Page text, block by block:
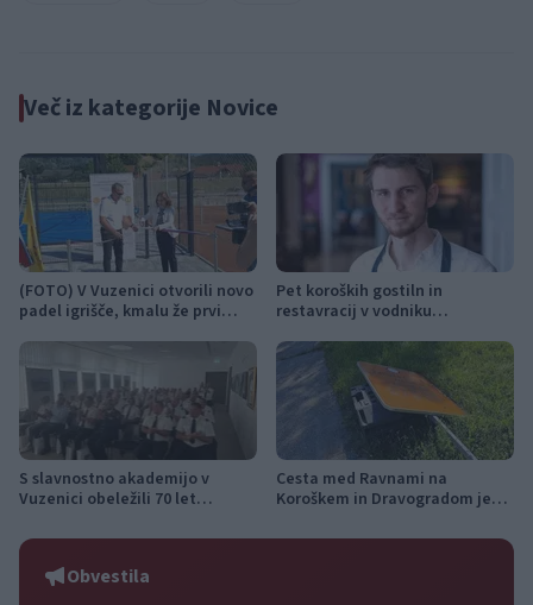
Več iz kategorije Novice
(FOTO) V Vuzenici otvorili novo
padel igrišče, kmalu že prvi
Pet koroških gostiln in
restavracij v vodniku
GT19 najboljši med Korošci
S slavnostno akademijo v
Vuzenici obeležili 70 let
Cesta med Ravnami na
Koroškem in Dravogradom je
Obvestila